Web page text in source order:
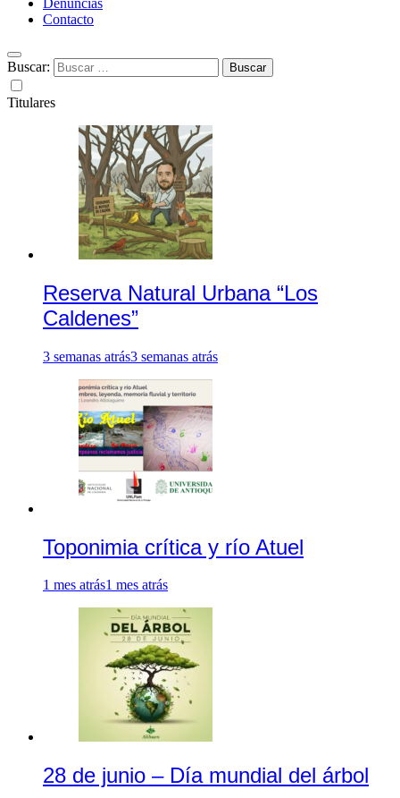
Contacto
Buscar:
Titulares
Reserva Natural Urbana “Los
Caldenes”
3 semanas atrás3 semanas atrás
Toponimia crítica y río Atuel
1 mes atrás1 mes atrás
28 de junio – Día mundial del árbol